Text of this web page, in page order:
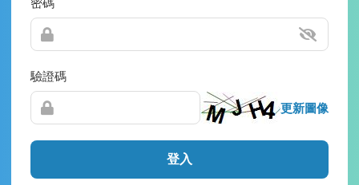
驗證碼
更新圖像
登入